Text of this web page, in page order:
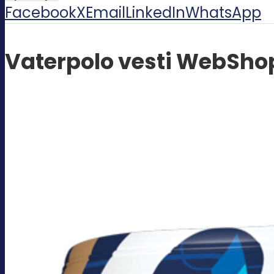
FacebookXEmailLinkedInWhatsApp
Vaterpolo vesti